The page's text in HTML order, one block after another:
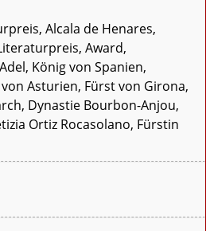
Alcala de Henares,
Award,
König von Spanien,
Asturien, Fürst von Girona,
Dynastie Bourbon-Anjou,
Ortiz Rocasolano, Fürstin